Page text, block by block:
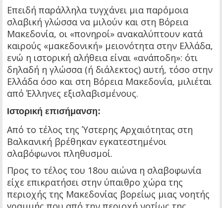
Επειδή παράλληλα τυγχάνει μια παρόμοια
σλαβική γλώσσα να μιλούν και στη Βόρεια
Μακεδονία, οι «πονηροί» ανακαλύπτουν κατά
καιρούς «μακεδονική» μειονότητα στην Ελλάδα,
ενώ η ιστορική αλήθεια είναι «ανάποδη»: ότι
δηλαδή η γλώσσα (ή διάλεκτος) αυτή, τόσο στην
Ελλάδα όσο και στη Βόρεια Μακεδονία, μιλιέται
από Έλληνες εξισλαβισμένους.
Ιστορική επισήμανση:
Από το τέλος της Ύστερης Αρχαιότητας στη
Βαλκανική βρέθηκαν εγκατεστημένοι
σλαβόφωνοι πληθυσμοί.
Προς το τέλος του 18ου αιώνα η σλαβοφωνία
είχε επικρατήσει στην ύπαιθρο χώρα της
περιοχής της Μακεδονίας βορείως μιας νοητής